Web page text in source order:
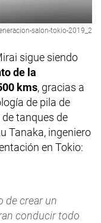
salon-tokio-2019_2
sigue siendo
de la
kms, gracias a
de pila de
tanques de
Tanaka, ingeniero
en Tokio:
de crear un
conducir todo